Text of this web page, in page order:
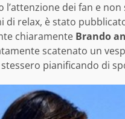
dei fan e
relax, è stato
chiaramente Brando
scatenato un
pianificando di